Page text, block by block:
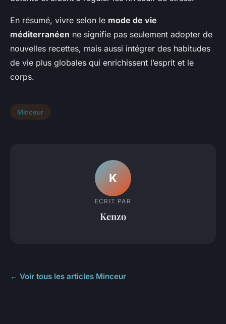
En résumé, vivre selon le mode de vie
méditerranéen ne signifie pas seulement adopter de
nouvelles recettes, mais aussi intégrer des habitudes
de vie plus globales qui enrichissent l’esprit et le
corps.
Minceur
K
ECRIT PAR
Kenzo
← Voir tous les articles Minceur